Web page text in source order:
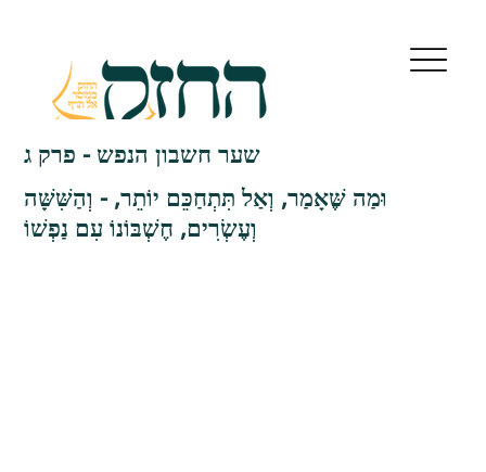
שער חשבון הנפש - פרק ג
וּמַה שֶּׁאָמַר, וְאַל תִּתְחַכֵּם יוֹתֵר, - וְהַשִּׁשָּׁה
וְעֶשְׂרִים, חֶשְׁבּוֹנוֹ עִם נַפְשׁוֹ